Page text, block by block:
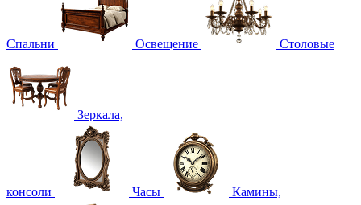
Спальни Освещение Столовые
Зеркала,
консоли Часы Камины,